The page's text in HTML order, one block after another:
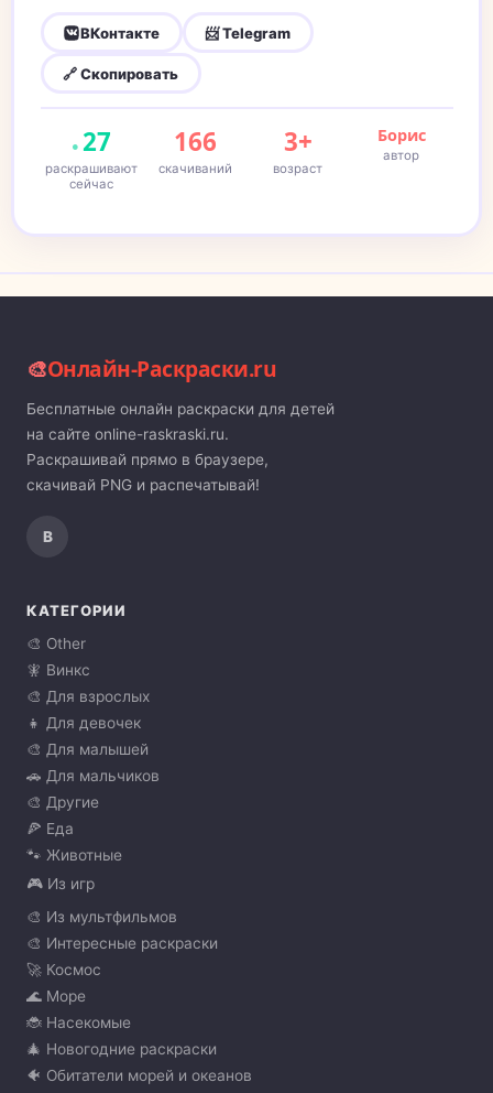
ВКонтакте 📨 Telegram
🔗 Скопировать
27
раскрашивают
сейчас
166
скачиваний
3+
возраст
Борис
автор
🎨Онлайн-Раскраски.ru
Бесплатные онлайн раскраски для детей
на сайте online-raskraski.ru.
Раскрашивай прямо в браузере,
скачивай PNG и распечатывай!
В
КАТЕГОРИИ
🎨 Other
🧚 Винкс
🎨 Для взрослых
👧 Для девочек
🎨 Для малышей
🚗 Для мальчиков
🎨 Другие
🍕 Еда
🐾 Животные
🎮 Из игр
🎨 Из мультфильмов
🎨 Интересные раскраски
🚀 Космос
🌊 Море
🐞 Насекомые
🎄 Новогодние раскраски
🐠 Обитатели морей и океанов